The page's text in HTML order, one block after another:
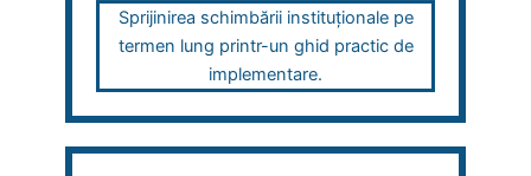
Sprijinirea schimbării instituționale pe
termen lung printr-un ghid practic de
implementare.